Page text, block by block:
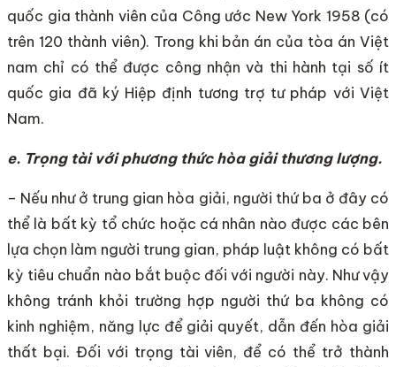
quốc gia thành viên của Công ước New York 1958 (có
trên 120 thành viên). Trong khi bản án của tòa án Việt
nam chỉ có thể được công nhận và thi hành tại số ít
quốc gia đã ký Hiệp định tương trợ tư pháp với Việt
Nam.
e. Trọng tài với phương thức hòa giải thương lượng.
– Nếu như ở trung gian hòa giải, người thứ ba ở đây có
thể là bất kỳ tổ chức hoặc cá nhân nào được các bên
lựa chọn làm người trung gian, pháp luật không có bất
kỳ tiêu chuẩn nào bắt buộc đối với người này. Như vậy
không tránh khỏi trường hợp người thứ ba không có
kinh nghiệm, năng lực để giải quyết, dẫn đến hòa giải
thất bại. Đối với trọng tài viên, để có thể trở thành